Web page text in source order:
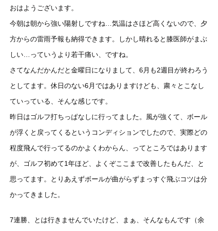
おはようございます。
今朝は朝から強い陽射しですね…気温はさほど高くないので、夕
方からの雷雨予報も納得できます。しかし晴れると膝医師がまぶ
しい…っていうより若干痛い、ですね。
さてなんだかんだと金曜日になりまして、6月も2週目が終わろう
としてます。休日のない6月ではありますけども、粛々とこなし
ていっている、そんな感じです。
昨日はゴルフ打ちっぱなしに行ってました。風が強くて、ボール
が浮くと戻ってくるというコンディションでしたので、実際どの
程度飛んで行ってるのかよくわからん、ってところではあります
が、ゴルフ初めて1年ほど、よくぞここまで改善したもんだ、と
思ってます。とりあえずボールが曲がらずまっすぐ飛ぶコツは分
かってきました。
7連勝、とは行きませんでいたけど、まぁ、そんなもんです（余